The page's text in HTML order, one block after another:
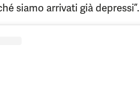
siamo arrivati già depressi”.